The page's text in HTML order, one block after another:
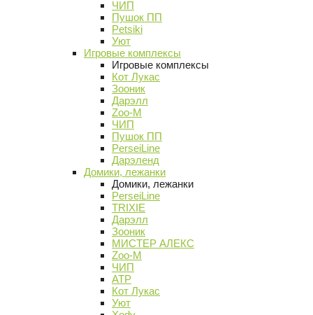
ЧИП
Пушок ПП
Petsiki
Уют
Игровые комплексы
Игровые комплексы
Кот Лукас
Зооник
Дарэлл
Zoo-M
ЧИП
Пушок ПП
PerseiLine
Дарэленд
Домики, лежанки
Домики, лежанки
PerseiLine
TRIXIE
Дарэлл
Зооник
МИСТЕР АЛЕКС
Zoo-M
ЧИП
АТР
Кот Лукас
Уют